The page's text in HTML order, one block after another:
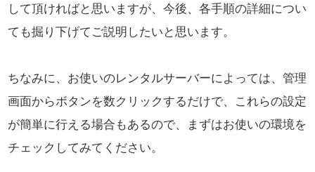
して頂ければと思いますが、 今後、各手順の詳細につい
ても掘り下げてご説明したいと思います。
ちなみに、お使いのレンタルサーバーによっては、管理
画面からボタンを数クリックするだけで、 これらの設定
が簡単に行える場合もあるので、まずはお使いの環境を
チェックしてみてください。